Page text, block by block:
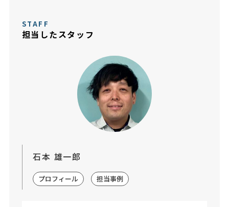
STAFF
担当したスタッフ
石本 雄一郎
プロフィール 担当事例